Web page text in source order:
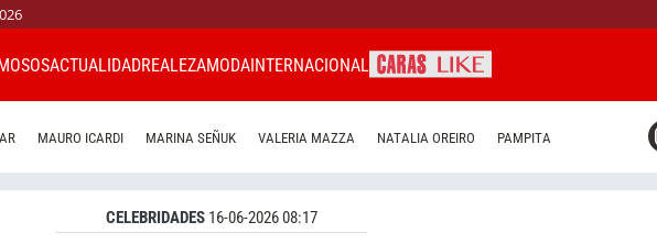
ACTUALIDADREALEZAMODAINTERNACIONAL
MAURO ICARDI MARINA SEÑUK VALERIA MAZZA NATALIA OREIRO PAMPITA
CELEBRIDADES 16-06-2026 08:17